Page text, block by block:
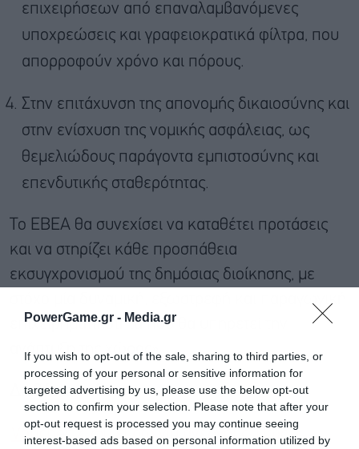
PowerGame.gr - Media.gr
If you wish to opt-out of the sale, sharing to third parties, or
processing of your personal or sensitive information for
targeted advertising by us, please use the below opt-out
section to confirm your selection. Please note that after your
opt-out request is processed you may continue seeing
interest-based ads based on personal information utilized by
επιχειρήσεων από επαναλαμβανόμενες
υποχρεώσεις και γραφειοκρατικά φίλτρα, που
απορροφούν χρόνο και πόρους.
Στην επιτάχυνση της απονομής δικαιοσύνης και
στην ενίσχυση της νομικής ασφάλειας, ως
θεμελιώδους παράγοντα εμπιστοσύνης και
επενδυτικής σταθερότητας.
Το ΕΒΕΑ θα συνεχίσει να καταθέτει προτάσεις
και να στηρίζει κάθε προσπάθεια
εκσυγχρονισμού της δημόσιας διοίκησης, με
επιχειρηματικότητα που θα υπηρετεί την
ανάπτυξη της χώρας».
Διαβάστε επίσης
Voucher 2.250 ευρώ για ανέργους: Πώς